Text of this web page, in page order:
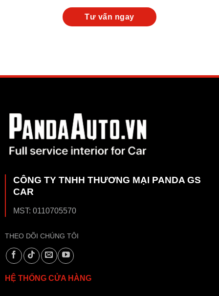
CÔNG TY TNHH THƯƠNG MẠI PANDA GS
CAR
MST: 0110705570
THEO DÕI CHÚNG TÔI
HỆ THỐNG CỬA HÀNG